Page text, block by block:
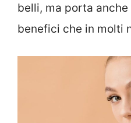
belli, ma porta
benefici che in molti